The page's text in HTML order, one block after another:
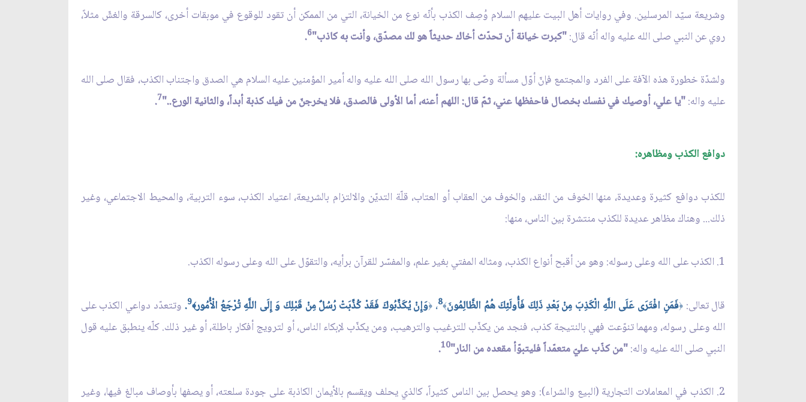
وشريعة سيّد المرسلين. وفي روايات أهل البيت عليهم السلام وُصِف الكذب بأنّه نوع من الخيانة، التي من الممكن أن تقود للوقوع في موبقات أخرى، كالسرقة والغشّ مثلاً،
روي عن النبي صلى الله عليه واله أنّه قال:"كبرت خيانة أن تحدّث أخاك حديثاً هو لك مصدّق، وأنت به كاذب"6
.
ولشدّة خطورة هذه الآفة على الفرد والمجتمع فإنّ أوّل مسألة وصّى بها رسول الله صلى الله عليه واله أمير المؤمنين عليه السلام هي الصدق واجتناب الكذب، فقال صلى الله
عليه واله:"يا علي، أوصيك في نفسك بخصال فاحفظها عني، ثمّ قال: اللهم أعنه، أما الأولى فالصدق، فلا يخرجنّ من فيك كذبة أبداً، والثانية الورع.."7
.
دوافع الكذب ومظاهره:
للكذب دوافع كثيرة وعديدة، منها الخوف من النقد، والخوف من العقاب أو العتاب، قلّة التديّن والالتزام بالشريعة، اعتياد الكذب، سوء التربية، والمحيط الاجتماعي، وغير
ذلك... وهناك مظاهر عديدة للكذب منتشرة بين الناس، منها:
1. الكذب على الله وعلى رسوله: وهو من أقبح أنواع الكذب، ومثاله المفتي بغير علم، والمفسّر للقرآن برأيه، والتقوّل على الله وعلى رسوله الكذب.
قال تعالى:﴿فَمَنِ افْتَرَى عَلَى اللَّهِ الْكَذِبَ مِنْ بَعْدِ ذَلِكَ فَأُولَئِكَ هُمُ الظَّالِمُونَ﴾8، ﴿وَإِنْ يُكَذِّبُوكَ فَقَدْ كُذِّبَتْ رُسُلٌ مِنْ قَبْلِكَ وَ إِلَى اللَّهِ تُرْجَعُ الْأُمُور﴾9
. وتتعدّد دواعي الكذب على
الله وعلى رسوله، ومهما تنوّعت فهي بالنتيجة كذب، فنجد من يكذّب للترغيب والترهيب، ومن يكذّب لإبكاء الناس، أو لترويج أفكار باطلة، أو غير ذلك. كلّه ينطبق عليه قول
النبي صلى الله عليه واله:"من كذّب عليّ متعمّداً فليتبوّأ مقعده من النار"10
.
2. الكذب في المعاملات التجارية (البيع والشراء): وهو يحصل بين الناس كثيراً، كالذي يحلف ويقسم بالأيمان الكاذبة على جودة سلعته، أو يصفها بأوصاف مبالغ فيها، وغير